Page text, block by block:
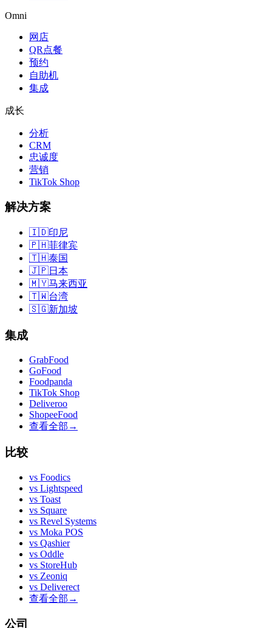
Omni
网店
QR点餐
预约
自助机
集成
成长
分析
CRM
忠诚度
营销
TikTok Shop
解决方案
🇮🇩印尼
🇵🇭菲律宾
🇹🇭泰国
🇯🇵日本
🇲🇾马来西亚
🇹🇼台湾
🇸🇬新加坡
集成
GrabFood
GoFood
Foodpanda
TikTok Shop
Deliveroo
ShopeeFood
查看全部 →
比较
vs Foodics
vs Lightspeed
vs Toast
vs Square
vs Revel Systems
vs Moka POS
vs Qashier
vs Oddle
vs StoreHub
vs Zeoniq
vs Deliverect
查看全部 →
公司